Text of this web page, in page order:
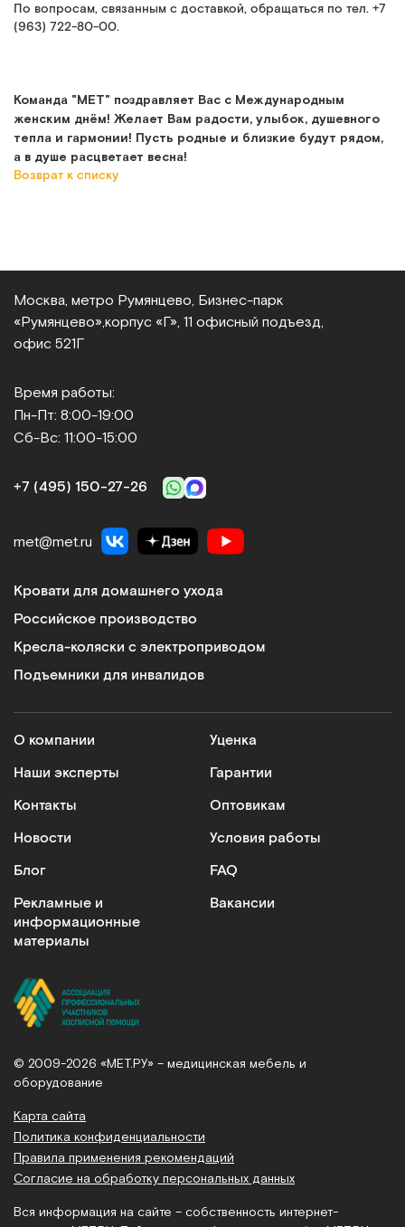
По вопросам, связанным с доставкой, обращаться по тел. +7
(963) 722-80-00.
Команда "МЕТ" поздравляет Вас с Международным
женским днём! Желает Вам радости, улыбок, душевного
тепла и гармонии! Пусть родные и близкие будут рядом,
а в душе расцветает весна!
Возврат к списку
Москва, метро Румянцево, Бизнес‑парк
«Румянцево», корпус «Г», 11 офисный подъезд,
офис 521Г
Время работы:
Пн-Пт: 8:00-19:00
Сб-Вс: 11:00-15:00
+7 (495) 150‑27‑26
met@met.ru
Кровати для домашнего ухода
Российское производство
Кресла-коляски с электроприводом
Подъемники для инвалидов
О компании
Наши эксперты
Контакты
Новости
Блог
Рекламные и
информационные
материалы
Уценка
Гарантии
Оптовикам
Условия работы
FAQ
Вакансии
© 2009-2026 «МЕТ.РУ» – медицинская мебель и
оборудование
Карта сайта
Политика конфиденциальности
Правила применения рекомендаций
Согласие на обработку персональных данных
Вся информация на сайте – собственность интернет-